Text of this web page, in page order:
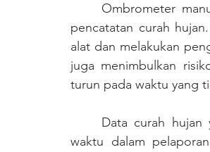
Ombrometer
pencatatan curah
alat dan melakukan
juga menimbulkan
turun pada waktu yang
waktu dalam